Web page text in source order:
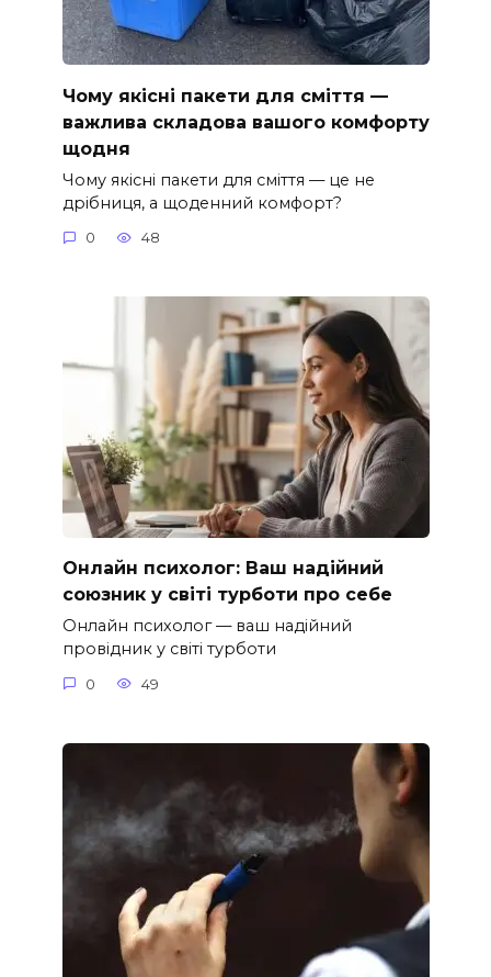
Чому якісні пакети для сміття —
важлива складова вашого комфорту
щодня
Чому якісні пакети для сміття — це не
дрібниця, а щоденний комфорт?
0 48
Онлайн психолог: Ваш надійний
союзник у світі турботи про себе
Онлайн психолог — ваш надійний
провідник у світі турботи
0 49